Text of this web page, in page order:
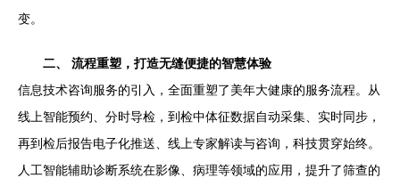
变。
二、 流程重塑，打造无缝便捷的智慧体验
信息技术咨询服务的引入，全面重塑了美年大健康的服务流程。从
线上智能预约、分时导检，到检中体征数据自动采集、实时同步，
再到检后报告电子化推送、线上专家解读与咨询，科技贯穿始终。
人工智能辅助诊断系统在影像、病理等领域的应用，提升了筛查的